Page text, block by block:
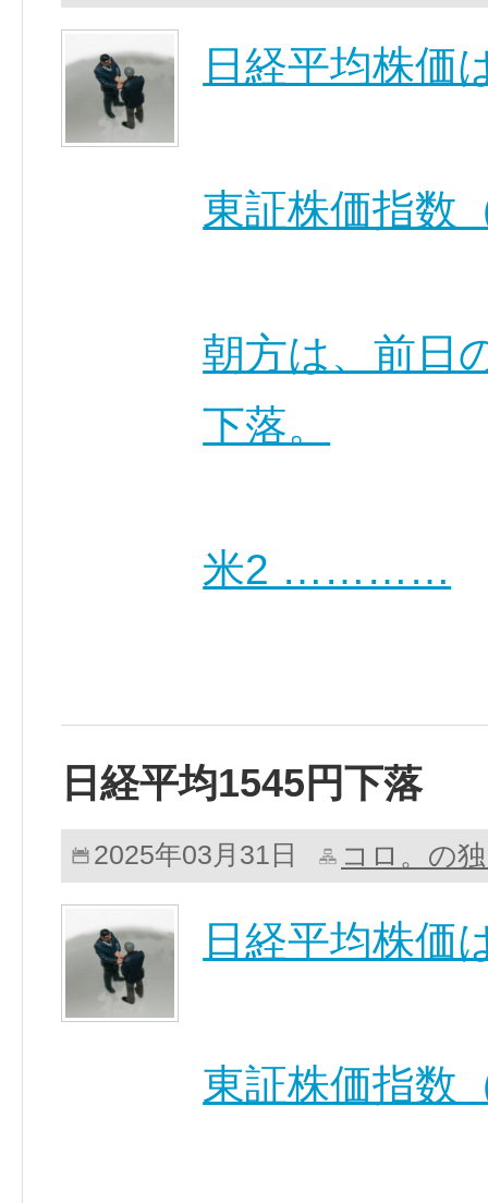
日経平均株価
東証株価指数
朝方は、前日
下落。
米2 …………
日経平均1545円下落
2025年03月31日 コロ。の
日経平均株価
東証株価指数